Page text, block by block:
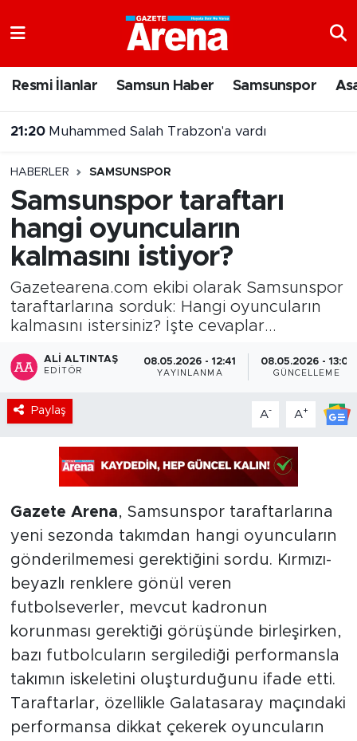
Resmi İlanlar Samsun Haber Samsunspor
20:43 Şehit Yakınları ve Gazilere Yönelik Kanun Teklifi Komisyonda
HABERLER SAMSUNSPOR
Samsunspor taraftarı
hangi oyuncuların
kalmasını istiyor?
Gazetearena.com ekibi olarak Samsunspor
taraftarlarına sorduk: Hangi oyuncuların
kalmasını istersiniz? İşte cevaplar...
ALI ALTINTAŞ
EDITÖR
08.05.2026 - 12:41
YAYINLANMA
08.05.2026 - 13:01
GÜNCELLEME
Paylaş A- A+
Gazete Arena, Samsunspor taraftarlarına
yeni sezonda takımdan hangi oyuncuların
gönderilmemesi gerektiğini sordu. Kırmızı-
beyazlı renklere gönül veren
futbolseverler, mevcut kadronun
korunması gerektiği görüşünde birleşirken,
bazı futbolcuların sergilediği performansla
takımın iskeletini oluşturduğunu ifade etti.
Taraftarlar, özellikle Galatasaray maçındaki
performansa dikkat çekerek oyuncuların
Süper Lig Puan Durumu ve Fikstür
Tüm Manşetler
Son Dakika Haberleri